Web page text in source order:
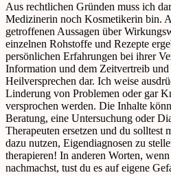
Aus rechtlichen Gründen muss ich
Medizinerin noch Kosmetikerin bin.
getroffenen Aussagen über
einzelnen Rohstoffe und Rezepte
persönlichen Erfahrungen bei ihrer
Information und dem Zeitvertreib
Heilversprechen dar. Ich weise
Linderung von Problemen oder gar
versprochen werden. Die Inhalte
Beratung, eine Untersuchung oder
Therapeuten ersetzen und du solltest
dazu nutzen, Eigendiagnosen zu
therapieren! In anderen Worten,
nachmachst, tust du es auf eigene